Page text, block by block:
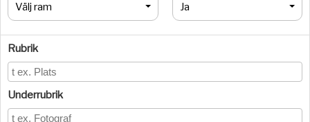
Välj ram Ja
Rubrik
Underrubrik